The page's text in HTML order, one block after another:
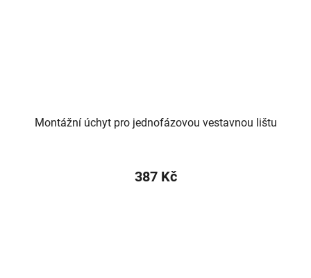
Montážní úchyt pro jednofázovou vestavnou lištu
387 Kč